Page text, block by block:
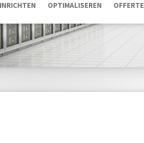
INRICHTEN OPTIMALISEREN OFFERTE